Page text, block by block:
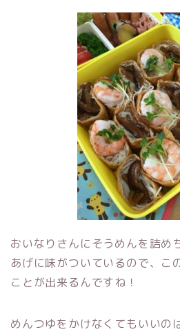
おいなりさんにそうめんを詰め
あげに味がついているので、こ
ことが出来るんですね！
めんつゆをかけなくてもいいの